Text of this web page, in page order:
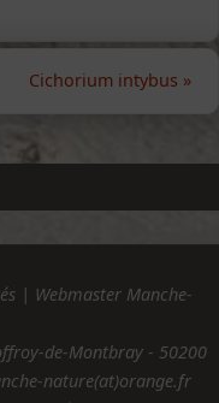
Cichorium intybus »
| Webmaster Manche-
de-Montbray - 50200
nature(at)orange.fr